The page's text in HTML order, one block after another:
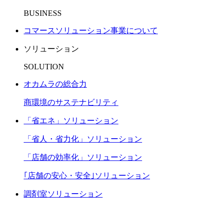
BUSINESS
コマースソリューション事業について
ソリューション
SOLUTION
オカムラの総合力
商環境のサステナビリティ
「省エネ」ソリューション
「省人・省力化」ソリューション
「店舗の効率化」ソリューション
｢店舗の安心・安全｣ソリューション
調剤室ソリューション